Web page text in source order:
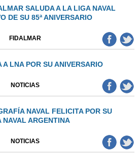
SALUDA A LA LIGA NAVAL
DE SU 85ª ANIVERSARIO
FIDALMAR
LNA POR SU ANIVERSARIO
NOTICIAS
NAVAL FELICITA POR SU
NAVAL ARGENTINA
NOTICIAS